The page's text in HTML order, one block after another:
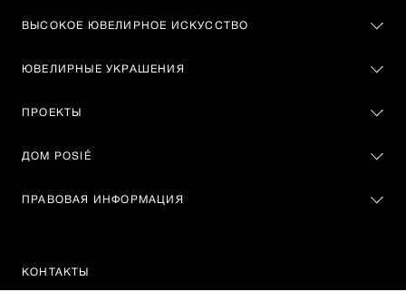
ВЫСОКОЕ ЮВЕЛИРНОЕ ИСКУССТВО
ЮВЕЛИРНЫЕ УКРАШЕНИЯ
ПРОЕКТЫ
ДОМ POSIÉ
ПРАВОВАЯ ИНФОРМАЦИЯ
КОНТАКТЫ